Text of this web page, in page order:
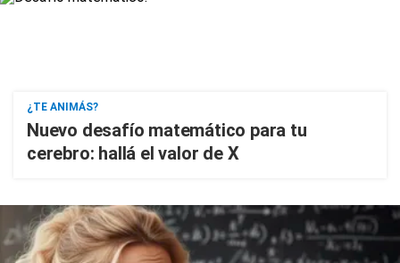
¿TE ANIMÁS?
Nuevo desafío matemático para tu
cerebro: hallá el valor de X